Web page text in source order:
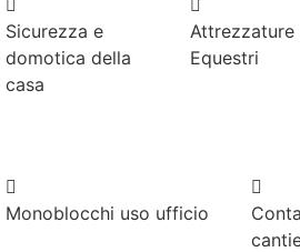
Sicurezza e
domotica della
casa
Attrezzature
Equestri
Monoblocchi uso ufficio